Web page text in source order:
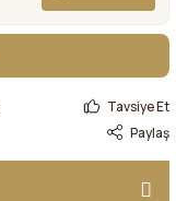
Tavsiye Et
Paylaş